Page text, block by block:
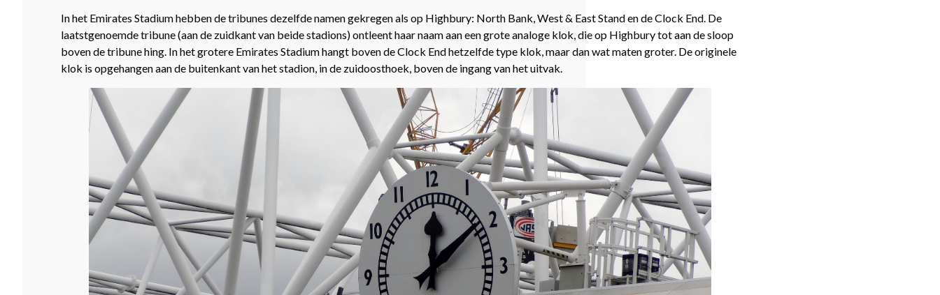
In het Emirates Stadium hebben de tribunes dezelfde namen gekregen als op Highbury: North Bank, West & East Stand en de Clock End. De
laatstgenoemde tribune (aan de zuidkant van beide stadions) ontleent haar naam aan een grote analoge klok, die op Highbury tot aan de sloop
boven de tribune hing. In het grotere Emirates Stadium hangt boven de Clock End hetzelfde type klok, maar dan wat maten groter. De originele
klok is opgehangen aan de buitenkant van het stadion, in de zuidoosthoek, boven de ingang van het uitvak.